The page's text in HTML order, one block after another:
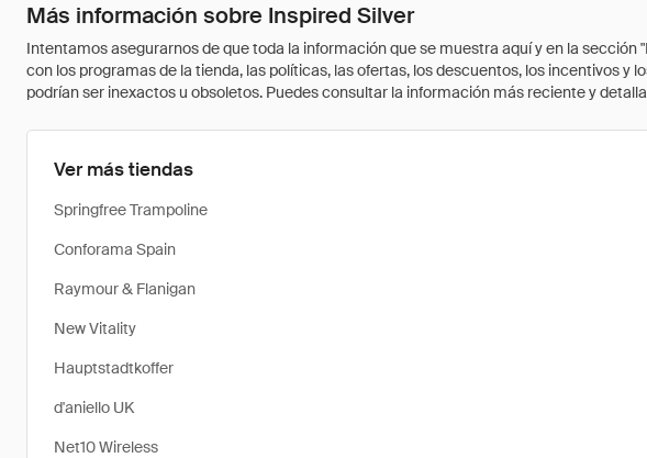
Más información sobre Inspired Silver
Intentamos asegurarnos de que toda la información que se muestra aquí y en la
con los programas de la tienda, las políticas, las ofertas, los descuentos, los incentivos
podrían ser inexactos u obsoletos. Puedes consultar la información más reciente y
Ver más tiendas
Springfree Trampoline
Conforama Spain
Raymour & Flanigan
New Vitality
Hauptstadtkoffer
d'aniello UK
Net10 Wireless